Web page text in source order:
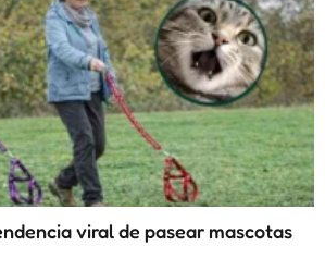
viral de pasear mascotas